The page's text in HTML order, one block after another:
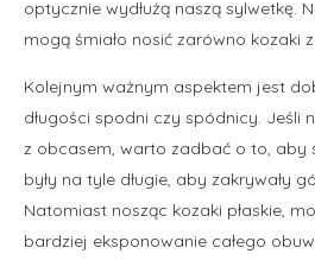
optycznie wydłużą naszą sylwetkę.
mogą śmiało nosić zarówno kozaki
Kolejnym ważnym aspektem jest
długości spodni czy spódnicy. Jeśli
z obcasem, warto zadbać o to, aby
były na tyle długie, aby zakrywały
Natomiast nosząc kozaki płaskie,
bardziej eksponowanie całego